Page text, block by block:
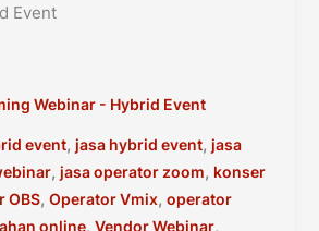
Event
Webinar - Hybrid Event
event, jasa hybrid event, jasa
, jasa operator zoom, konser
OBS, Operator Vmix, operator
online, Vendor Webinar,